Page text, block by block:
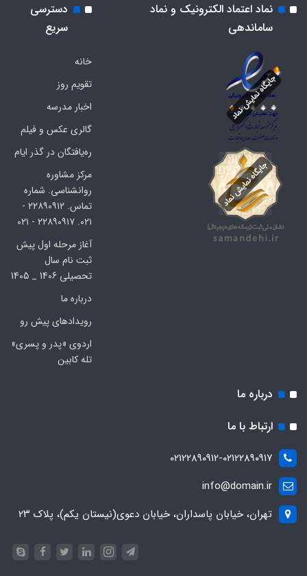
نماد اعتماد الکترونیک و نماد
ساماندهی
دسترسی
سریع
خانه
تقویم روز
اخبار مدرسه
گالری عکس و فیلم
ره‌یافتگان در گذر ایام
مرکز مشاوره
روانشناسی. شماره
تماس. ۲۲۸۹۰۹۱۲ -
۰۲۱. ۲۲۸۹۰۹۱۷ - ۰۲۱
آغاز مرحله اول پیش
ثبت نام سال
تحصیلی 1406 _ 1405
درباره ما
رویدادهای پیش رو
اردوی «پدر و پسری»
تله کابین
درباره ما
ارتباط با ما
۰۲۱۲۲۸۹۰۹۱۲-۰۲۱۲۲۸۹۰۹۱۷
info@domain.ir
تهران، خیابان پاسداران، خیابان دعوی(نیستان یکم)، پلاک ۲۳